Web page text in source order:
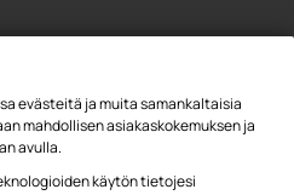
evästeitä ja muita samankaltaisia
mahdollisen asiakaskokemuksen ja
avulla.
käytön tietojesi